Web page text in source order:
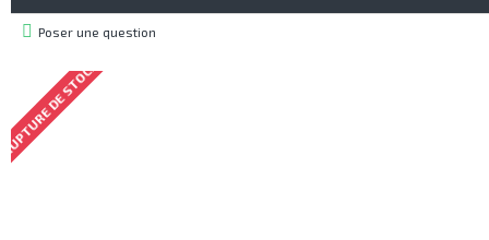
Poser une question
DE STOCK